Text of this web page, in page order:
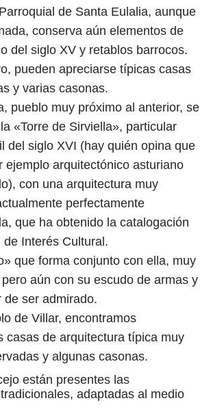
de Santa Eulalia, aunque
conserva aún elementos de
del siglo XV y retablos barrocos.
pueden apreciarse típicas casas
y varias casonas.
pueblo muy próximo al anterior, se
«Torre de Sirviella», particular
del siglo XVI (hay quién opina que
ejemplo arquitectónico asturiano
con una arquitectura muy
perfectamente
que ha obtenido la catalogación
de Interés Cultural.
que forma conjunto con ella, muy
aún con su escudo de armas y
de ser admirado.
de Villar, encontramos
casas de arquitectura típica muy
y algunas casonas.
están presentes las
adaptadas al medio